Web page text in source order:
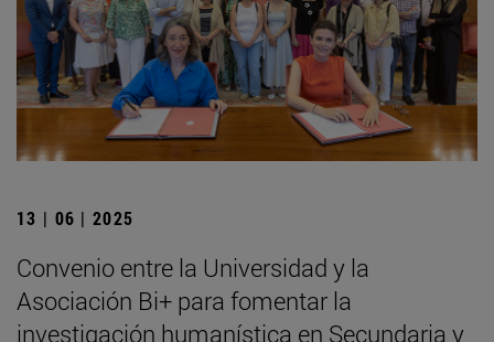
13 | 06 | 2025
Convenio entre la Universidad y la
Asociación Bi+ para fomentar la
investigación humanística en Secundaria y